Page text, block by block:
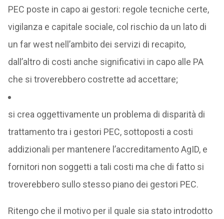
PEC poste in capo ai gestori: regole tecniche certe,
vigilanza e capitale sociale, col rischio da un lato di
un far west nell’ambito dei servizi di recapito,
dall’altro di costi anche significativi in capo alle PA
che si troverebbero costrette ad accettare;
si crea oggettivamente un problema di disparità di
trattamento tra i gestori PEC, sottoposti a costi
addizionali per mantenere l’accreditamento AgID, e
fornitori non soggetti a tali costi ma che di fatto si
troverebbero sullo stesso piano dei gestori PEC.
Ritengo che il motivo per il quale sia stato introdotto